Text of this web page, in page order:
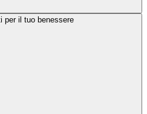
per il tuo benessere